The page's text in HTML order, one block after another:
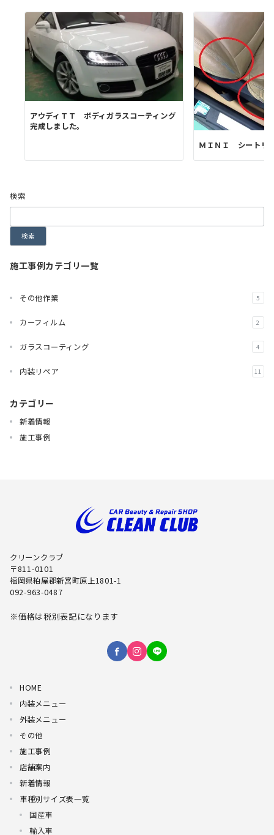
アウディＴＴ ボディガラスコーティング
完成しました。
ＭＩＮＩ シートリ
検索
検索
施工事例カテゴリ一覧
その他作業 5
カーフィルム 2
ガラスコーティング 4
内装リペア 11
カテゴリー
新着情報
施工事例
クリーンクラブ
〒811-0101
福岡県粕屋郡新宮町原上1801-1
092-963-0487
※価格は税別表記になります
HOME
内装メニュー
外装メニュー
その他
施工事例
店舗案内
新着情報
車種別サイズ表一覧
国産車
輸入車